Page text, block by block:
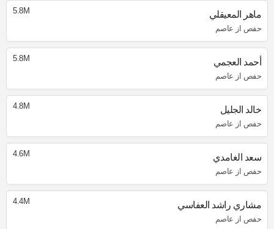
ماهر المعيقلي
حفص از عاصم
5.8M
أحمد العجمي
حفص از عاصم
5.8M
خالد الجليل
حفص از عاصم
4.8M
سعد الغامدي
حفص از عاصم
4.6M
مشاري راشد العفاسي
حفص از عاصم
4.4M